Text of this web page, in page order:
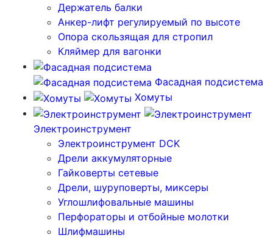
Держатель балки
Анкер-лифт регулируемый по высоте
Опора скользящая для стропил
Кляймер для вагонки
Фасадная подсистема
Хомуты
Электроинструмент
Электроинструмент DCK
Дрели аккумуляторные
Гайковерты сетевые
Дрели, шуруповерты, миксеры
Углошлифовальные машины
Перфораторы и отбойные молотки
Шлифмашины